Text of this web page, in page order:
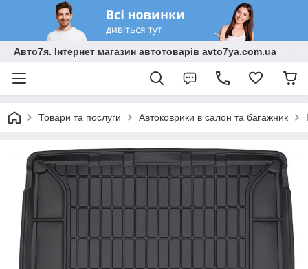
Авто7я. Інтернет магазин автотоварів avto7ya.com.ua
Товари та послуги Автоковрики в салон та багажник